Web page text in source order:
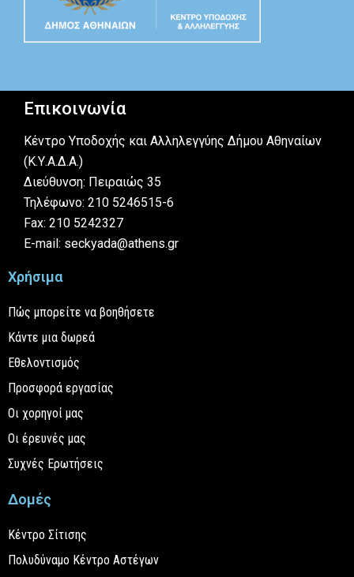
Επικοινωνία
Κέντρο Υποδοχής και Αλληλεγγύης Δήμου Αθηναίων
(Κ.Υ.Α.Δ.Α.)
Διεύθυνση: Πειραιώς 35
Τηλέφωνο: 210 5246515-6
Fax: 210 5242327
E-mail: seckyada@athens.gr
Χρήσιμα
Πώς μπορείτε να βοηθήσετε
Κάντε μια δωρεά
Εθελοντισμός
Προσφορά εργασίας
Οι χορηγοί μας
Οι έρευνές μας
Συχνές Ερωτήσεις
Δομές
Κέντρο Σίτισης
Πολυδύναμο Κέντρο Αστέγων